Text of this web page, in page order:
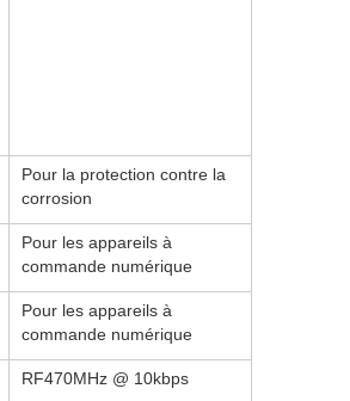
Pour la protection contre la
corrosion
Pour les appareils à
commande numérique
Pour les appareils à
commande numérique
RF470MHz @ 10kbps